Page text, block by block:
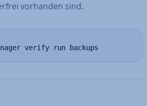
vorhanden sind.
verify run backups